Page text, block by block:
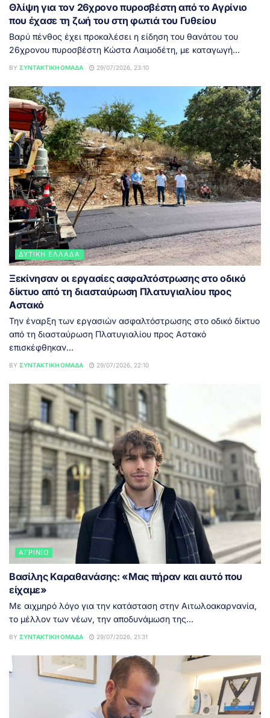
Θλίψη για τον 26χρονο πυροσβέστη από το Αγρίνιο
που έχασε τη ζωή του στη φωτιά του Γυθείου
Βαρύ πένθος έχει προκαλέσει η είδηση του θανάτου του
26χρονου πυροσβέστη Κώστα Λαιμοδέτη, με καταγωγή...
BY ΣΥΝΤΑΚΤΙΚΉ ΟΜΆΔΑ 29/07/2026, 23:10
ΔΥΤΙΚΉ ΕΛΛΆΔΑ
Ξεκίνησαν οι εργασίες ασφαλτόστρωσης στο οδικό
δίκτυο από τη διασταύρωση Πλατυγιαλίου προς
Αστακό
Την έναρξη των εργασιών ασφαλτόστρωσης στο οδικό δίκτυο
από τη διασταύρωση Πλατυγιαλίου προς Αστακό
επισκέφθηκαν...
BY ΣΥΝΤΑΚΤΙΚΉ ΟΜΆΔΑ 29/07/2026, 22:10
ΑΓΡΊΝΙΟ
Βασίλης Καραθανάσης: «Μας πήραν και αυτό που
είχαμε»
Με αιχμηρό λόγο για την κατάσταση στην Αιτωλοακαρνανία,
το μέλλον των νέων, την αποδυνάμωση της...
BY ΣΥΝΤΑΚΤΙΚΉ ΟΜΆΔΑ 29/07/2026, 21:31